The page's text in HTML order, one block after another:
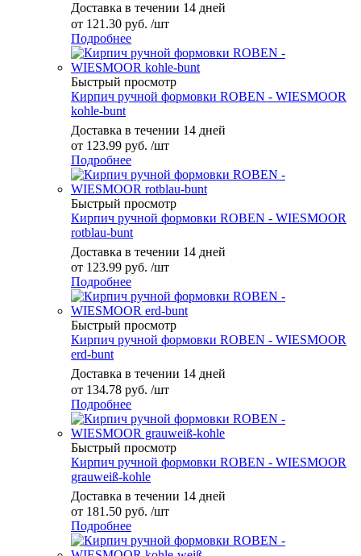
Доставка в течении 14 дней
от 121.30 руб. /шт
Подробнее
Быстрый просмотр
Кирпич ручной формовки ROBEN - WIESMOOR
kohle-bunt
Доставка в течении 14 дней
от 123.99 руб. /шт
Подробнее
Быстрый просмотр
Кирпич ручной формовки ROBEN - WIESMOOR
rotblau-bunt
Доставка в течении 14 дней
от 123.99 руб. /шт
Подробнее
Быстрый просмотр
Кирпич ручной формовки ROBEN - WIESMOOR
erd-bunt
Доставка в течении 14 дней
от 134.78 руб. /шт
Подробнее
Быстрый просмотр
Кирпич ручной формовки ROBEN - WIESMOOR
grauweiß-kohle
Доставка в течении 14 дней
от 181.50 руб. /шт
Подробнее